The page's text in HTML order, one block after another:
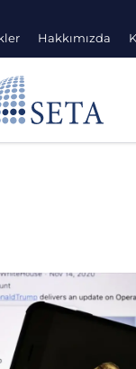
Hakkımızda